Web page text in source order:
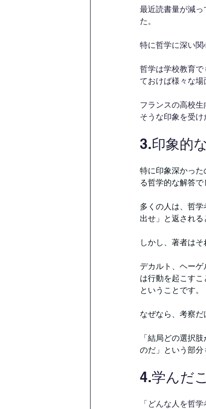
最近読書量が減
た。
特に哲学に深い関
哲学は学校教育
ておけば様々な場
フランスの高校
そうな印象を受け
3.印象的
特に印象深かっ
る哲学的な解答で
多くの人は、哲
出せ」と返される
しかし、著者はそ
デカルト、ヘー
は行動を起こす
ということです。
なぜなら、考察だ
「結局どの選択
のだ」という部分
4.学んだ
「どんな人を哲